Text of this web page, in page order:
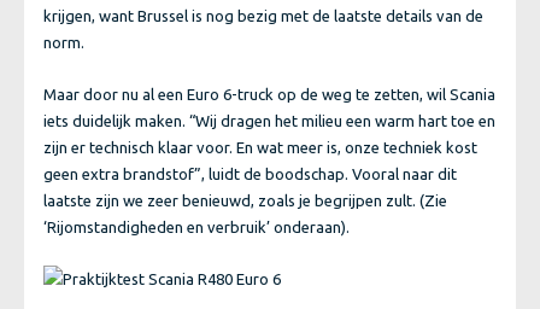
krijgen, want Brussel is nog bezig met de laatste details van de
norm.
Maar door nu al een Euro 6-truck op de weg te zetten, wil Scania
iets duidelijk maken. “Wij dragen het milieu een warm hart toe en
zijn er technisch klaar voor. En wat meer is, onze techniek kost
geen extra brandstof”, luidt de boodschap. Vooral naar dit
laatste zijn we zeer benieuwd, zoals je begrijpen zult. (Zie
‘Rijomstandigheden en verbruik’ onderaan).